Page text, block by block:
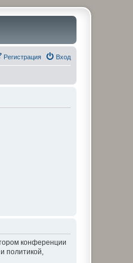
Вход
Регистрация
конференции
политикой,